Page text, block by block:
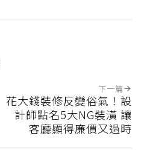
下一篇
花大錢裝修反變俗氣！設
計師點名5大NG裝潢 讓
客廳顯得廉價又過時